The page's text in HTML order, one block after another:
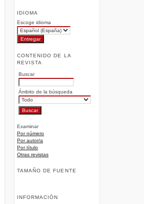
IDIOMA
Escoge idioma
CONTENIDO DE LA
REVISTA
Buscar
Ámbito de la búsqueda
Examinar
Por número
Por autor/a
Por título
Otras revistas
TAMAÑO DE FUENTE
INFORMACIÓN